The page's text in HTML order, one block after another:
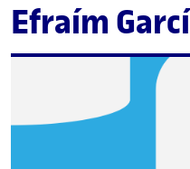
Efraím